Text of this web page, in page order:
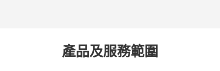
到市面上可接受的安全水平並可確保案場運作之
面安全性評估，以減少電化學危害所造成之人員
傷害或該設備損壞的可能風險。
於保護功能的功能性安全的要求標準，且被用於
產品及服務範圍